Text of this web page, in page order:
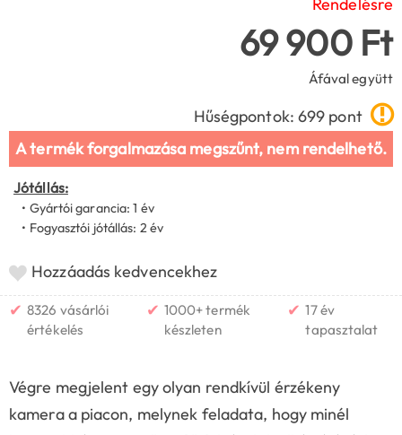
Rendelésre
69 900 Ft
Áfával együtt
Hűségpontok: 699 pont
A termék forgalmazása megszűnt, nem rendelhető.
Jótállás:
• Gyártói garancia: 1 év
• Fogyasztói jótállás: 2 év
Hozzáadás kedvencekhez
✔ 8326 vásárlói
értékelés
✔ 1000+ termék
készleten
✔ 17 év
tapasztalat
Végre megjelent egy olyan rendkívül érzékeny
kamera a piacon, melynek feladata, hogy minél